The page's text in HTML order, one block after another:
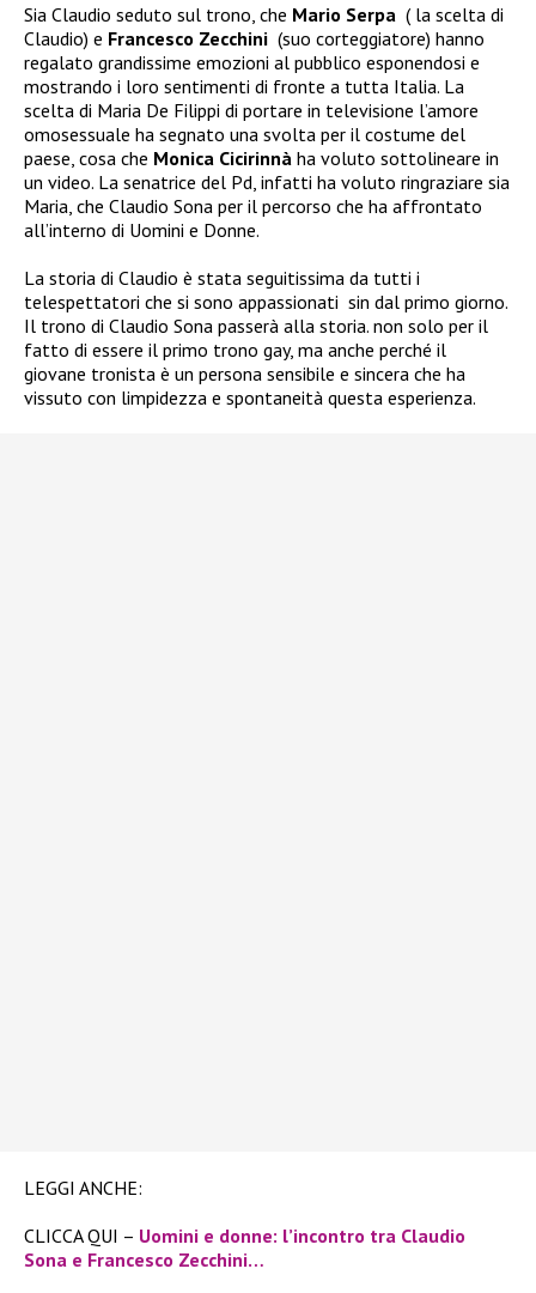
Sia Claudio seduto sul trono, che Mario Serpa ( la scelta di
Claudio) e Francesco Zecchini (suo corteggiatore) hanno
regalato grandissime emozioni al pubblico esponendosi e
mostrando i loro sentimenti di fronte a tutta Italia. La
scelta di Maria De Filippi di portare in televisione l’amore
omosessuale ha segnato una svolta per il costume del
paese, cosa che Monica Cicirinnà ha voluto sottolineare in
un video. La senatrice del Pd, infatti ha voluto ringraziare sia
Maria, che Claudio Sona per il percorso che ha affrontato
all’interno di Uomini e Donne.
La storia di Claudio è stata seguitissima da tutti i
telespettatori che si sono appassionati sin dal primo giorno.
Il trono di Claudio Sona passerà alla storia. non solo per il
fatto di essere il primo trono gay, ma anche perché il
giovane tronista è un persona sensibile e sincera che ha
vissuto con limpidezza e spontaneità questa esperienza.
LEGGI ANCHE:
CLICCA QUI – Uomini e donne: l’incontro tra Claudio
Sona e Francesco Zecchini…